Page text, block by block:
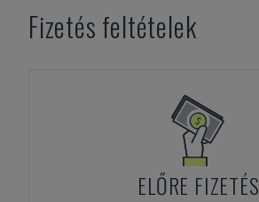
Fizetés feltételek
ELŐRE FIZETÉS